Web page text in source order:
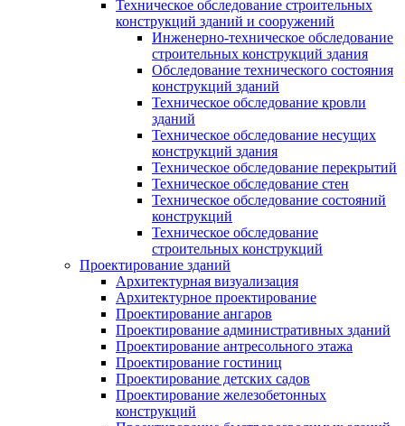
Техническое обследование строительных
конструкций зданий и сооружений
Инженерно-техническое обследование
строительных конструкций здания
Обследование технического состояния
конструкций зданий
Техническое обследование кровли
зданий
Техническое обследование несущих
конструкций здания
Техническое обследование перекрытий
Техническое обследование стен
Техническое обследование состояний
конструкций
Техническое обследование
строительных конструкций
Проектирование зданий
Архитектурная визуализация
Архитектурное проектирование
Проектирование ангаров
Проектирование административных зданий
Проектирование антресольного этажа
Проектирование гостиниц
Проектирование детских садов
Проектирование железобетонных
конструкций